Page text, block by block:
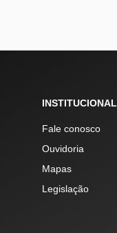
INSTITUCIONAL
Fale conosco
Ouvidoria
Mapas
Legislação